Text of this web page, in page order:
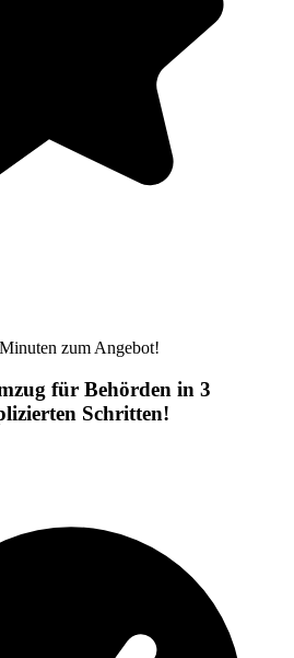
zum Angebot!
für Behörden in 3
Schritten!